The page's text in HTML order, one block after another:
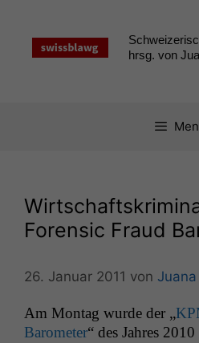
springen
hrsg. von
Forensic Fraud
26. Januar 2011 von
Am Mon­tag wurde der „
Barom­e­ter“ des Jahres